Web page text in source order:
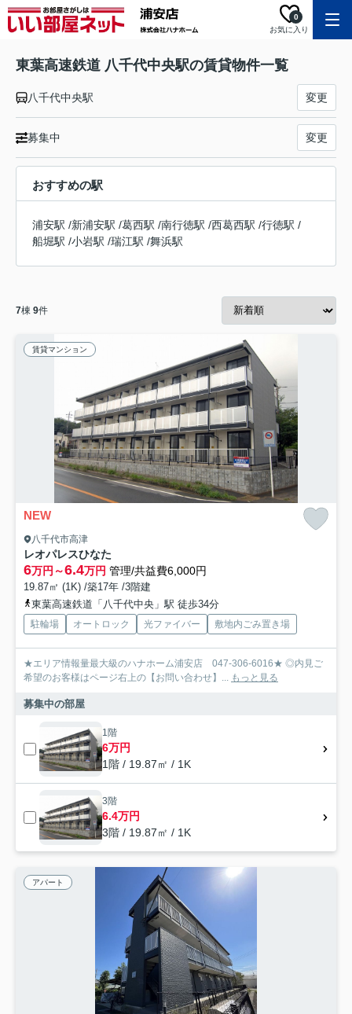
お気に入り
0
東葉高速鉄道 八千代中央駅の賃貸物件一覧
八千代中央駅 変更
募集中 変更
おすすめの駅
浦安駅 /新浦安駅 /葛西駅 /南行徳駅 /西葛西駅 /行徳駅 /
船堀駅 /小岩駅 /瑞江駅 /舞浜駅
7棟 9件
賃貸マンション
NEW
八千代市高津
レオパレスひなた
6万円～6.4万円 管理/共益費6,000円
19.87㎡ (1K) /築17年 /3階建
東葉高速鉄道「八千代中央」駅 徒歩34分
駐輪場 オートロック 光ファイバー 敷地内ごみ置き場
★エリア情報量最大級のハナホーム浦安店 047-306-6016★ ◎内見ご
希望のお客様はページ右上の【お問い合わせ】... もっと見る
募集中の部屋
1階
6万円
1階 / 19.87㎡ / 1K
3階
6.4万円
3階 / 19.87㎡ / 1K
アパート